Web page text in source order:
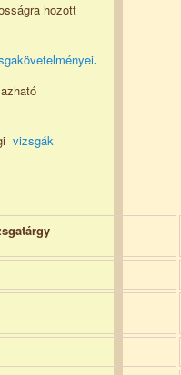
hozott
.
vizsgák